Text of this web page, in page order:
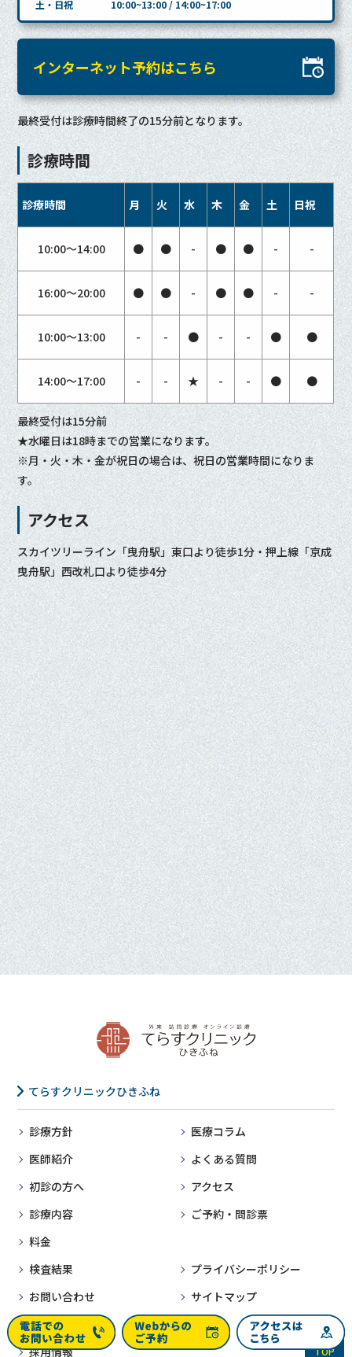
土・日祝 10:00~13:00 / 14:00~17:00
インターネット予約はこちら
最終受付は診療時間終了の15分前となります。
診療時間
診療時間 月 火 水 木 金 土 日祝
10:00〜14:00 ● ● - ● ● - -
16:00〜20:00 ● ● - ● ● - -
10:00〜13:00 - - ● - - ● ●
14:00〜17:00 - - ★ - - ● ●
最終受付は15分前
★水曜日は18時までの営業になります。
※月・火・木・金が祝日の場合は、祝日の営業時間になりま
す。
アクセス
スカイツリーライン「曳舟駅」東口より徒歩1分・押上線「京成
曳舟駅」西改札口より徒歩4分
てらすクリニックひきふね
診療方針
医師紹介
初診の方へ
診療内容
料金
医療コラム
よくある質問
アクセス
ご予約・問診票
検査結果
お問い合わせ
お知らせ一覧
採用情報
プライバシーポリシー
サイトマップ
PAGE
TOP